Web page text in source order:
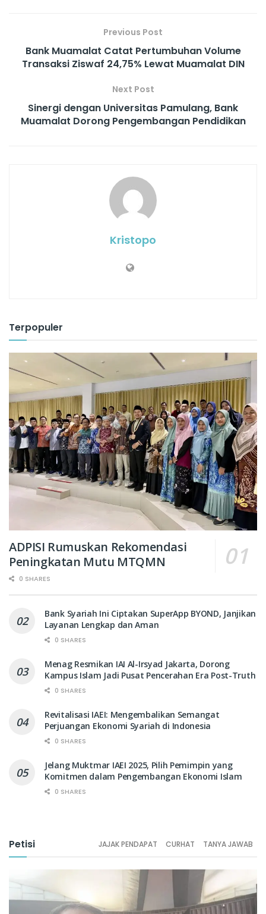
Previous Post
Bank Muamalat Catat Pertumbuhan Volume
Transaksi Ziswaf 24,75% Lewat Muamalat DIN
Next Post
Sinergi dengan Universitas Pamulang, Bank
Muamalat Dorong Pengembangan Pendidikan
Kristopo
Terpopuler
ADPISI Rumuskan Rekomendasi
Peningkatan Mutu MTQMN
0 SHARES
Bank Syariah Ini Ciptakan SuperApp BYOND, Janjikan
Layanan Lengkap dan Aman
0 SHARES
Menag Resmikan IAI Al-Irsyad Jakarta, Dorong
Kampus Islam Jadi Pusat Pencerahan Era Post-Truth
0 SHARES
Revitalisasi IAEI: Mengembalikan Semangat
Perjuangan Ekonomi Syariah di Indonesia
0 SHARES
Jelang Muktmar IAEI 2025, Pilih Pemimpin yang
Komitmen dalam Pengembangan Ekonomi Islam
0 SHARES
Petisi JAJAK PENDAPAT CURHAT TANYA JAWAB